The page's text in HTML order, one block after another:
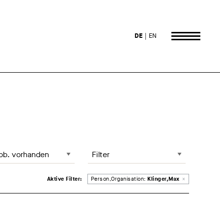
DE EN
die Seite neu
sortieren, Änderung lädt die Seite neu
Filter
Aktive Filter: Entferne Filter
Person,Organisation: Klinger,Max ×